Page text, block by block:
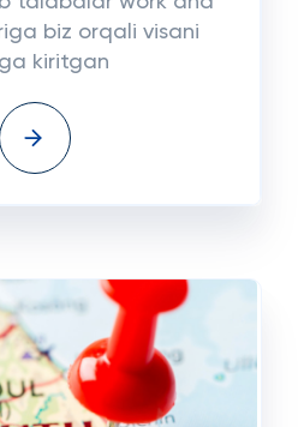
biz orqali visani
kiritgan